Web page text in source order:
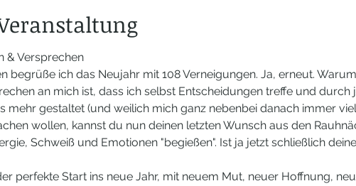
& Versprechen
begrüße ich das Neujahr mit 108 Verneigungen. Ja, erneut.
an mich ist, dass ich selbst Entscheidungen treffe und durch
mehr gestaltet (und weilich mich ganz nebenbei danach immer
wollen, kannst du nun deinen letzten Wunsch aus den
Schweiß und Emotionen "begießen". Ist ja jetzt schließlich
perfekte Start ins neue Jahr, mit neuem Mut, neuer Hoffnung,